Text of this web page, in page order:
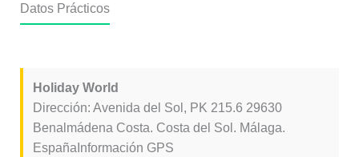
Datos Prácticos
Holiday World
Dirección: Avenida del Sol, PK 215.6 29630
Benalmádena Costa. Costa del Sol. Málaga.
EspañaInformación GPS